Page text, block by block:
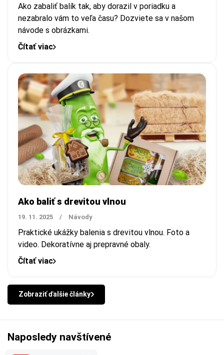
Ako zabaliť balík tak, aby dorazil v poriadku a
nezabralo vám to veľa času? Dozviete sa v našom
návode s obrázkami.
Čítať viac
Ako baliť s drevitou vlnou
19. 11. 2025 / Návody
Praktické ukážky balenia s drevitou vlnou. Foto a
video. Dekoratívne aj prepravné obaly.
Čítať viac
Zobraziť ďalšie články
Naposledy navštívené